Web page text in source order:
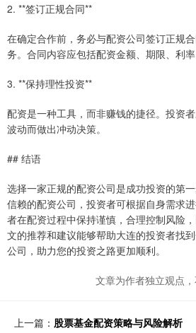
2. **签订正规合同**
在确定合作前，务必与配资公司签订正规
务。合同内容应包括配资金额、期限、利率
3. **保持理性投资**
配资是一种工具，而非赚钱的捷径。投资
波动而做出冲动决策。
## 结语
选择一家正规的配资公司是成功投资的第
信赖的配资公司，投资者可根据自身需求
者在配资过程中保持谨慎，合理控制风险
文的推荐和建议能够帮助大连的投资者找
公司，助力您的投资之路更加顺利。
文章为作者独立观点
上一篇： 股票基金配资策略与风险解析